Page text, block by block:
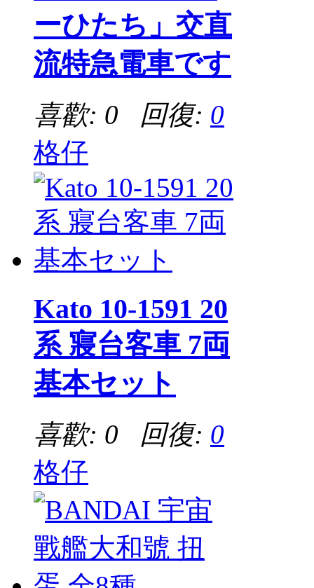
ーひたち」交直
流特急電車です
喜歡: 0 回復: 0
格仔
Kato 10-1591 20
系 寢台客車 7両
基本セット
喜歡: 0 回復: 0
格仔